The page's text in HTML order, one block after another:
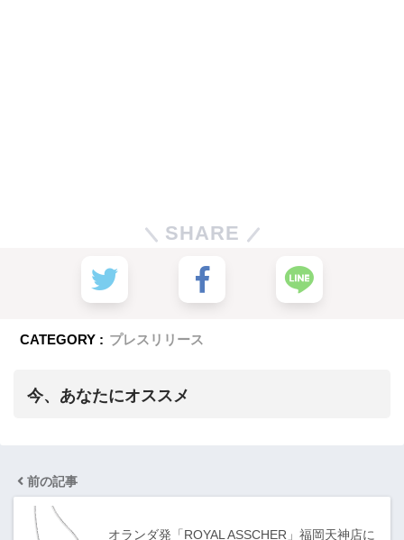
SHARE
CATEGORY : プレスリリース
今、あなたにオススメ
前の記事
オランダ発「ROYAL ASSCHER」福岡天神店に